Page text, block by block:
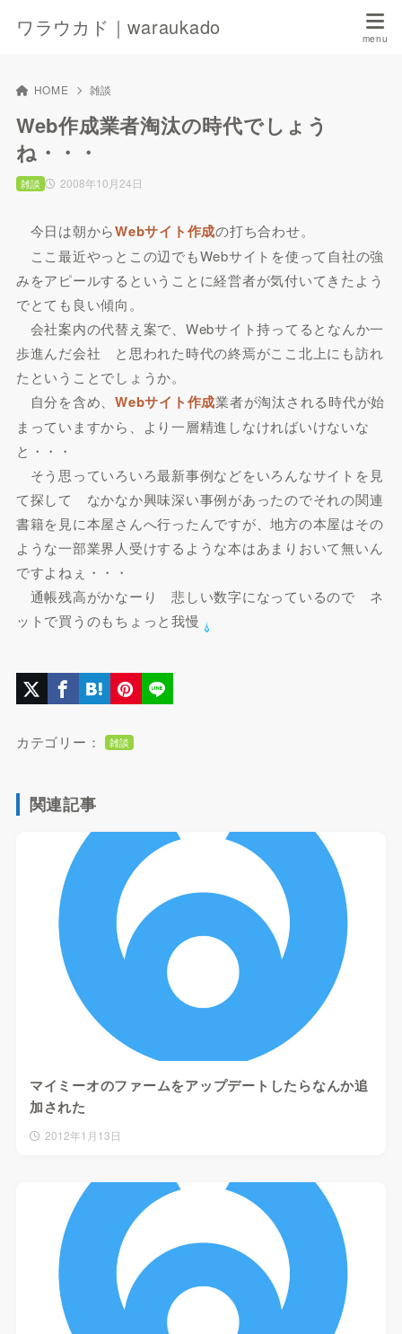
ワラウカド｜waraukado
HOME 雑談
Web作成業者淘汰の時代でしょう
ね・・・
2008年10月24日
雑談
今日は朝からWebサイト作成の打ち合わせ。
ここ最近やっとこの辺でもWebサイトを使って自社の強
みをアピールするということに経営者が気付いてきたよう
でとても良い傾向。
会社案内の代替え案で、Webサイト持ってるとなんか一
歩進んだ会社 と思われた時代の終焉がここ北上にも訪れ
たということでしょうか。
自分を含め、Webサイト作成業者が淘汰される時代が始
まっていますから、より一層精進しなければいけないな
と・・・
そう思っていろいろ最新事例などをいろんなサイトを見
て探して なかなか興味深い事例があったのでそれの関連
書籍を見に本屋さんへ行ったんですが、地方の本屋はその
ような一部業界人受けするような本はあまりおいて無いん
ですよねぇ・・・
通帳残高がかなーり 悲しい数字になっているので ネ
ットで買うのもちょっと我慢
カテゴリー： 雑談
関連記事
マイミーオのファームをアップデートしたらなんか追
加された
2012年1月13日